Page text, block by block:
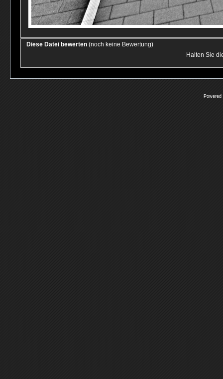
Diese Datei bewerten (noch keine Bewertung)
Halten Sie